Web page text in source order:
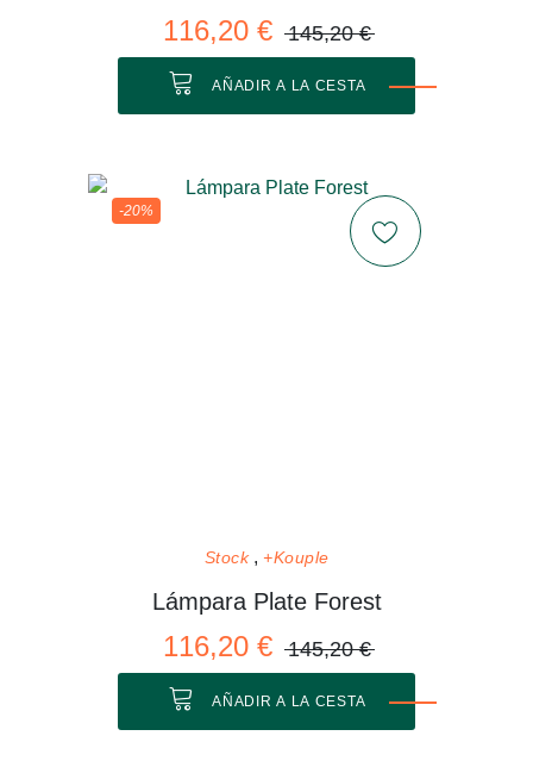
116,20 € 145,20 €
AÑADIR A LA CESTA
-20%
Stock +Kouple
Lámpara Plate Forest
116,20 € 145,20 €
AÑADIR A LA CESTA